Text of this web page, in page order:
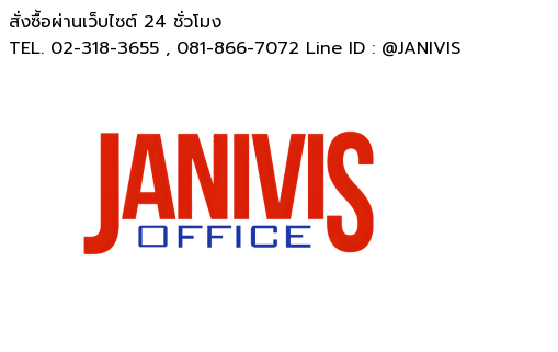
สั่งซื้อผ่านเว็บไซต์ 24 ชั่วโมง
TEL. 02-318-3655 , 081-866-7072 Line ID : @JANIVIS